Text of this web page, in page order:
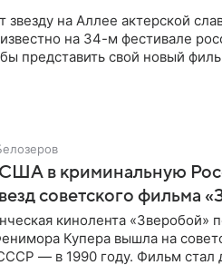
звезду на Аллее актерской
на 34-м фестивале
представить свой новый
США в криминальную
советского фильма
кинолента «Зверобой»
Купера вышла на
— в 1990 году. Фильм стал